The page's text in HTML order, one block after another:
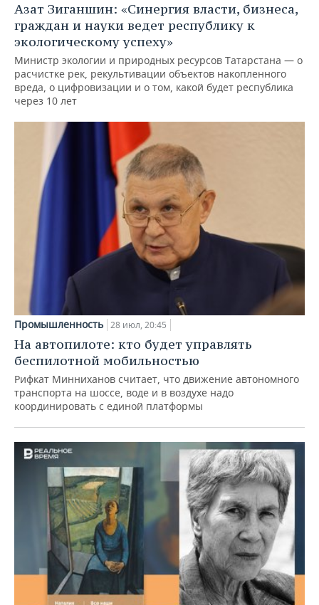
Азат Зиганшин: «Синергия власти, бизнеса,
граждан и науки ведет республику к
экологическому успеху»
Министр экологии и природных ресурсов Татарстана — о
расчистке рек, рекультивации объектов накопленного
вреда, о цифровизации и о том, какой будет республика
через 10 лет
Промышленность 28 июл, 20:45
На автопилоте: кто будет управлять
беспилотной мобильностью
Рифкат Минниханов считает, что движение автономного
транспорта на шоссе, воде и в воздухе надо
координировать с единой платформы